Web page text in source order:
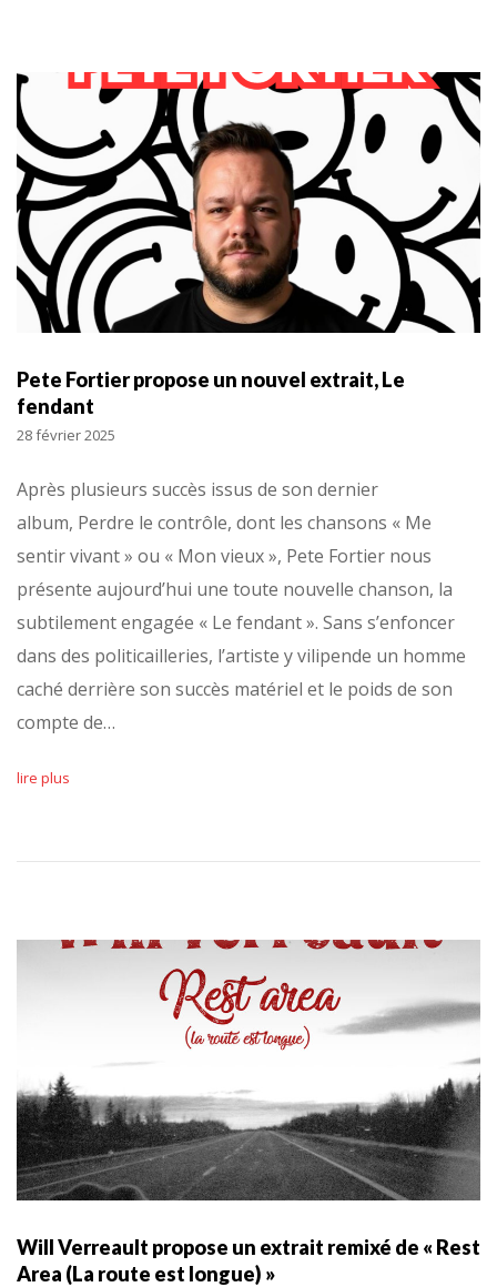
Pete Fortier propose un nouvel extrait, Le
fendant
28 février 2025
Après plusieurs succès issus de son dernier
album, Perdre le contrôle, dont les chansons « Me
sentir vivant » ou « Mon vieux », Pete Fortier nous
présente aujourd’hui une toute nouvelle chanson, la
subtilement engagée « Le fendant ». Sans s’enfoncer
dans des politicailleries, l’artiste y vilipende un homme
caché derrière son succès matériel et le poids de son
compte de…
lire plus
Will Verreault propose un extrait remixé de « Rest
Area (La route est longue) »